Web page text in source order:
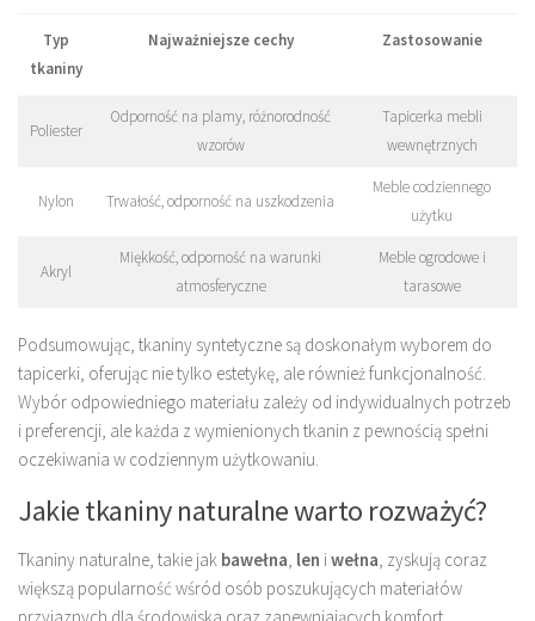
Typ
tkaniny
Najważniejsze cechy Zastosowanie
Poliester
Odporność na plamy, różnorodność
wzorów
Tapicerka mebli
wewnętrznych
Nylon Trwałość, odporność na uszkodzenia
Meble codziennego
użytku
Akryl
Miękkość, odporność na warunki
atmosferyczne
Meble ogrodowe i
tarasowe
Podsumowując, tkaniny syntetyczne są doskonałym wyborem do
tapicerki, oferując nie tylko estetykę, ale również funkcjonalność.
Wybór odpowiedniego materiału zależy od indywidualnych potrzeb
i preferencji, ale każda z wymienionych tkanin z pewnością spełni
oczekiwania w codziennym użytkowaniu.
Jakie tkaniny naturalne warto rozważyć?
Tkaniny naturalne, takie jak bawełna, len iwełna, zyskują coraz
większą popularność wśród osób poszukujących materiałów